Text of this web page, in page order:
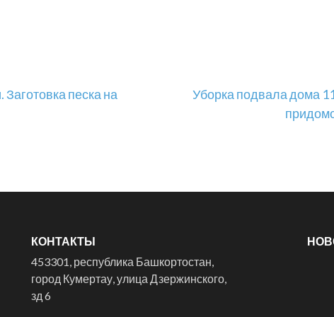
песка на
Уборка подвала дома
КОНТАКТЫ
453301, республика Башкортостан,
город Кумертау, улица Дзержинского,
зд 6